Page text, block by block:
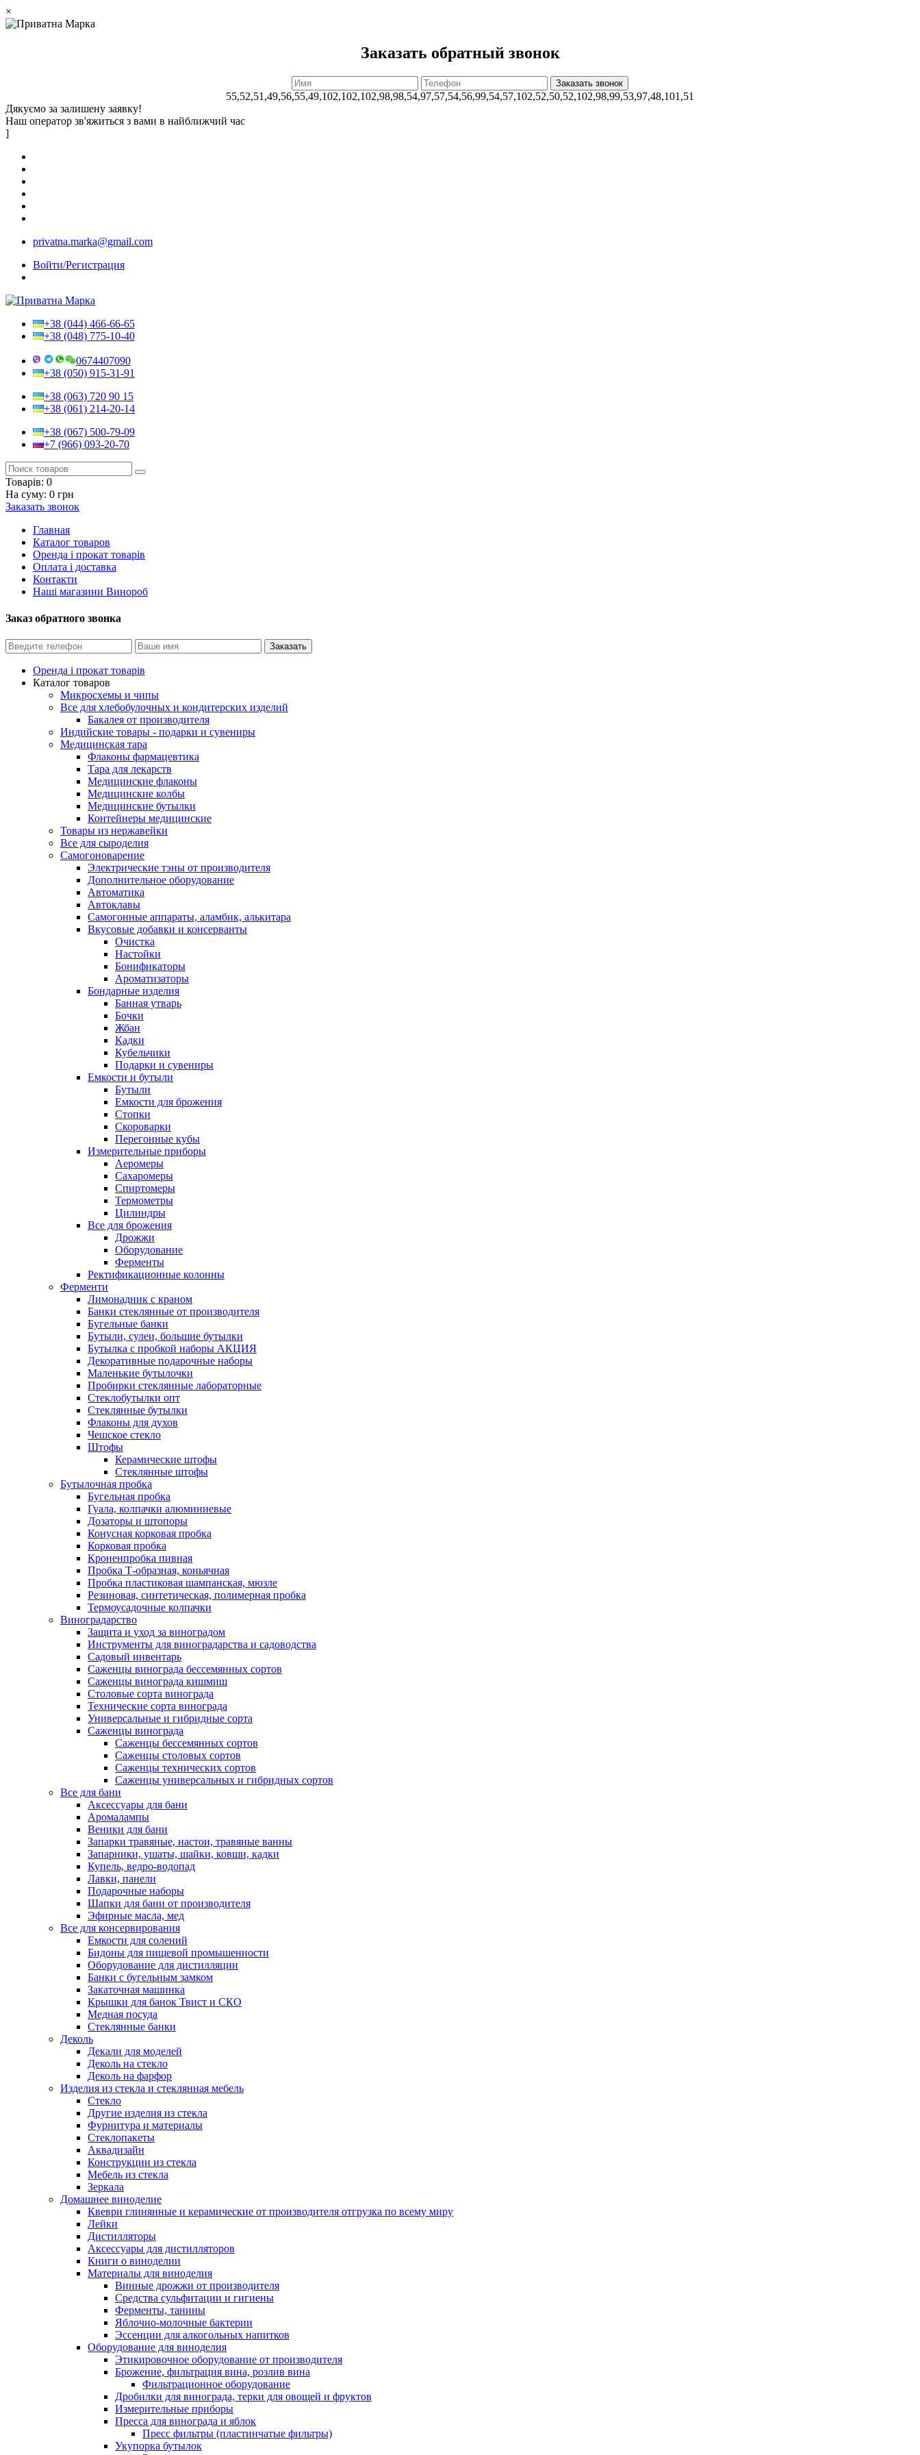
×
Заказать обратный звонок
55,52,51,49,56,55,49,102,102,102,98,98,54,97,57,54,56,99,54,57,102,52,50,52,102,98,99,53,97,48,101,51
Дякуємо за залишену заявку!
Наш оператор зв'яжиться з вами в найближчий час
]
privatna.marka@gmail.com
Войти/Регистрация
+38 (044) 466-66-65
+38 (048) 775-10-40
0674407090
+38 (050) 915-31-91
+38 (063) 720 90 15
+38 (061) 214-20-14
+38 (067) 500-79-09
+7 (966) 093-20-70
Товарів: 0
На суму: 0 грн
Заказать звонок
Главная
Каталог товаров
Оренда і прокат товарів
Оплата і доставка
Контакти
Наші магазини Винороб
Заказ обратного звонка
Оренда і прокат товарів
Каталог товаров
Микросхемы и чипы
Все для хлебобулочных и кондитерских изделий
Бакалея от производителя
Индийские товары - подарки и сувениры
Медицинская тара
Флаконы фармацевтика
Тара для лекарств
Медицинские флаконы
Медицинские колбы
Медицинские бутылки
Контейнеры медицинские
Товары из нержавейки
Все для сыроделия
Самогоноварение
Электрические тэны от производителя
Дополнительное оборудование
Автоматика
Автоклавы
Самогонные аппараты, аламбик, алькитара
Вкусовые добавки и консерванты
Очистка
Настойки
Бонификаторы
Ароматизаторы
Бондарные изделия
Банная утварь
Бочки
Жбан
Кадки
Кубельчики
Подарки и сувениры
Емкости и бутыли
Бутыли
Емкости для брожения
Стопки
Скороварки
Перегонные кубы
Измерительные приборы
Аеромеры
Сахаромеры
Спиртомеры
Термометры
Цилиндры
Все для брожения
Дрожжи
Оборудование
Ферменты
Ректификационные колонны
Ферменти
Лимонадник с краном
Банки стеклянные от производителя
Бугельные банки
Бутыли, сулеи, большие бутылки
Бутылка с пробкой наборы АКЦИЯ
Декоративные подарочные наборы
Маленькие бутылочки
Пробирки стеклянные лабораторные
Стеклобутылки опт
Стеклянные бутылки
Флаконы для духов
Чешское стекло
Штофы
Керамические штофы
Стеклянные штофы
Бутылочная пробка
Бугельная пробка
Гуала, колпачки алюминиевые
Дозаторы и штопоры
Конусная корковая пробка
Корковая пробка
Кроненпробка пивная
Пробка Т-образная, коньячная
Пробка пластиковая шампанская, мюзле
Резиновая, синтетическая, полимерная пробка
Термоусадочные колпачки
Виноградарство
Защита и уход за виноградом
Инструменты для виноградарства и садоводства
Садовый инвентарь
Саженцы винограда бессемянных сортов
Саженцы винограда кишмиш
Столовые сорта винограда
Технические сорта винограда
Универсальные и гибридные сорта
Саженцы винограда
Саженцы бессемянных сортов
Саженцы столовых сортов
Саженцы технических сортов
Саженцы универсальных и гибридных сортов
Все для бани
Аксессуары для бани
Аромалампы
Веники для бани
Запарки травяные, настои, травяные ванны
Запарники, ушаты, шайки, ковши, кадки
Купель, ведро-водопад
Лавки, панели
Подарочные наборы
Шапки для бани от производителя
Эфирные масла, мед
Все для консервирования
Емкости для солений
Бидоны для пищевой промышенности
Оборудование для дистилляции
Банки с бугельным замком
Закаточная машинка
Крышки для банок Твист и СКО
Медная посуда
Стеклянные банки
Деколь
Декали для моделей
Деколь на стекло
Деколь на фарфор
Изделия из стекла и стеклянная мебель
Стекло
Другие изделия из стекла
Фурнитура и материалы
Стеклопакеты
Аквадизайн
Конструкции из стекла
Мебель из стекла
Зеркала
Домашнее виноделие
Квеври глинянные и керамические от производителя отгрузка по всему миру
Лейки
Дистилляторы
Аксессуары для дистилляторов
Книги о виноделии
Материалы для виноделия
Винные дрожжи от производителя
Средства сульфитации и гигиены
Ферменты, танины
Яблочно-молочные бактерии
Эссенции для алкогольных напитков
Оборудование для виноделия
Этикировочное оборудование от производителя
Брожение, фильтрация вина, розлив вина
Фильтрационное оборудование
Дробилки для винограда, терки для овощей и фруктов
Измерительные приборы
Пресса для винограда и яблок
Пресс фильтры (пластинчатые фильтры)
Укупорка бутылок